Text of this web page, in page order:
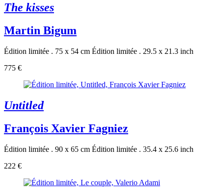
The kisses
Martin Bigum
Édition limitée . 75 x 54 cm Édition limitée . 29.5 x 21.3 inch
775 €
Untitled
François Xavier Fagniez
Édition limitée . 90 x 65 cm Édition limitée . 35.4 x 25.6 inch
222 €